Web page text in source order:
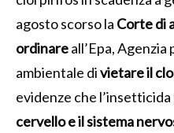
agosto scorso la Corte di
ordinareall’Epa,
ambientale divietare il
evidenze che l’insetticida
cervello e il sistema